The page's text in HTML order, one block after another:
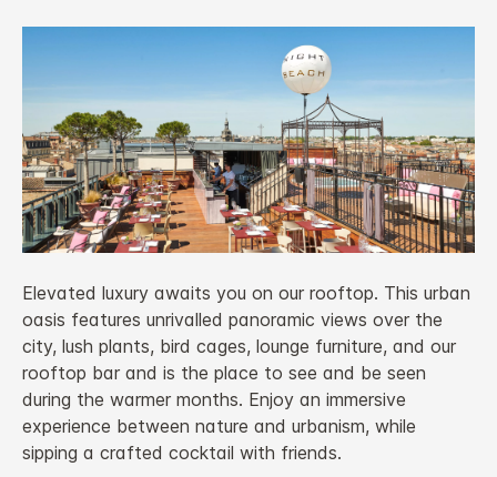
Elevated luxury awaits you on our rooftop. This urban
oasis features unrivalled panoramic views over the
city, lush plants, bird cages, lounge furniture, and our
rooftop bar and is the place to see and be seen
during the warmer months. Enjoy an immersive
experience between nature and urbanism, while
sipping a crafted cocktail with friends.